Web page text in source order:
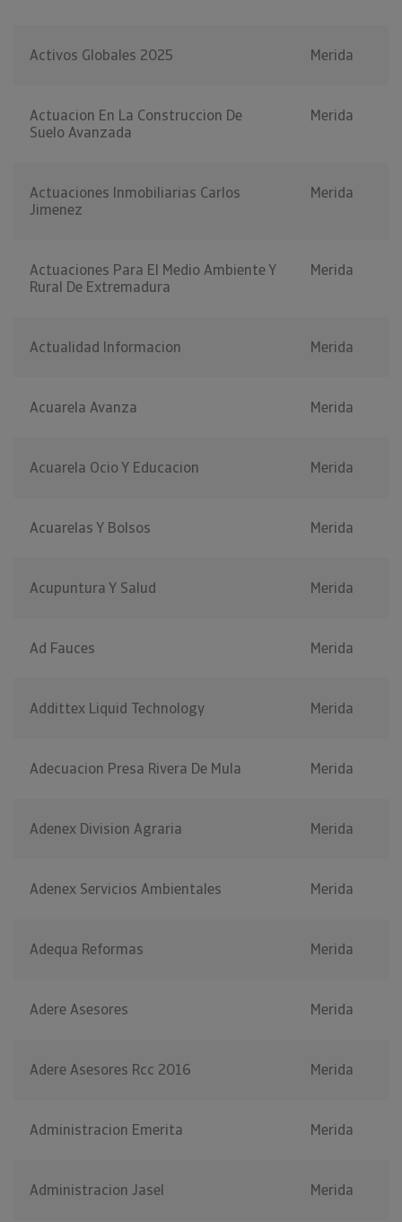
Activos Globales 2025 Merida
Actuacion En La Construccion De
Suelo Avanzada
Merida
Actuaciones Inmobiliarias Carlos
Jimenez
Merida
Actuaciones Para El Medio Ambiente Y
Rural De Extremadura
Merida
Actualidad Informacion Merida
Acuarela Avanza Merida
Acuarela Ocio Y Educacion Merida
Acuarelas Y Bolsos Merida
Acupuntura Y Salud Merida
Ad Fauces Merida
Addittex Liquid Technology Merida
Adecuacion Presa Rivera De Mula Merida
Adenex Division Agraria Merida
Adenex Servicios Ambientales Merida
Adequa Reformas Merida
Adere Asesores Merida
Adere Asesores Rcc 2016 Merida
Administracion Emerita Merida
Administracion Jasel Merida